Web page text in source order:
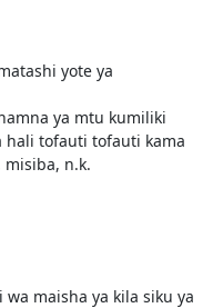
yote ya
ya mtu kumiliki
hali tofauti tofauti kama
n.k.
maisha ya kila siku ya